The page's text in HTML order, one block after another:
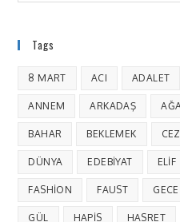
Tags
8 MART ACI ADALET
ANNEM ARKADAŞ
BAHAR BEKLEMEK
DÜNYA EDEBIYAT ELIF
FASHION FAUST GECE
GÜL HAPIS HASRET